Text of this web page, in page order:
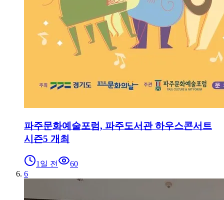
파주문화예술포럼, 파주도서관 하우스콘서트
시즌5 개최
1일 전
60
6